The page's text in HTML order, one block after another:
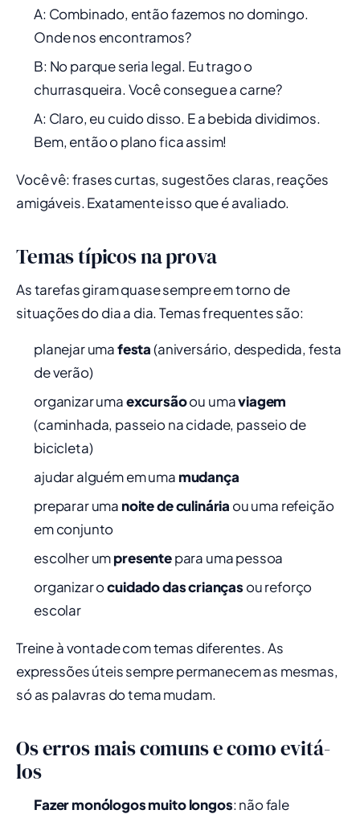
A: Combinado, então fazemos no domingo.
Onde nos encontramos?
B: No parque seria legal. Eu trago o
churrasqueira. Você consegue a carne?
A: Claro, eu cuido disso. E a bebida dividimos.
Bem, então o plano fica assim!
Você vê: frases curtas, sugestões claras, reações
amigáveis. Exatamente isso que é avaliado.
Temas típicos na prova
As tarefas giram quase sempre em torno de
situações do dia a dia. Temas frequentes são:
planejar umafesta(aniversário, despedida, festa
de verão)
organizar umaexcursãoou umaviagem
(caminhada, passeio na cidade, passeio de
bicicleta)
ajudar alguém em uma mudança
preparar uma noite de culinária ou uma refeição
em conjunto
escolher umpresentepara uma pessoa
organizar ocuidado das crianças ou reforço
escolar
Treine à vontade com temas diferentes. As
expressões úteis sempre permanecem as mesmas,
só as palavras do tema mudam.
Os erros mais comuns e como evitá-
los
Fazer monólogos muito longos: não fale